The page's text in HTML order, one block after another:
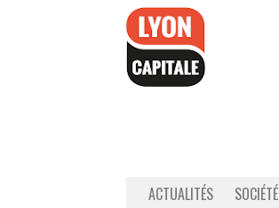
ACTUALITÉS SOCIÉTÉ